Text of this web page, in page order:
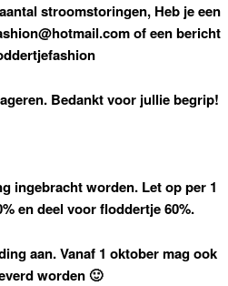
stroomstoringen, Heb je een
of een bericht
Bedankt voor jullie begrip!
ingebracht worden. Let op per 1
en deel voor floddertje 60%.
aan. Vanaf 1 oktober mag ook
worden 🙂